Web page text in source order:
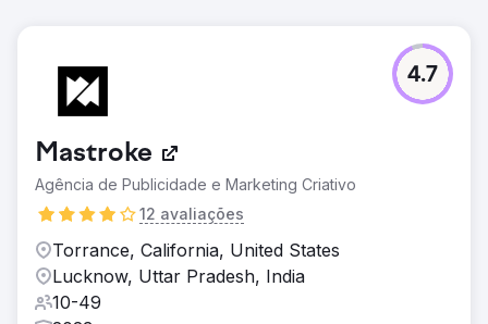
Mastroke
Agência de Publicidade e Marketing Criativo
12 avaliações
4.7
Torrance, California, United States
Lucknow, Uttar Pradesh, India
10-49